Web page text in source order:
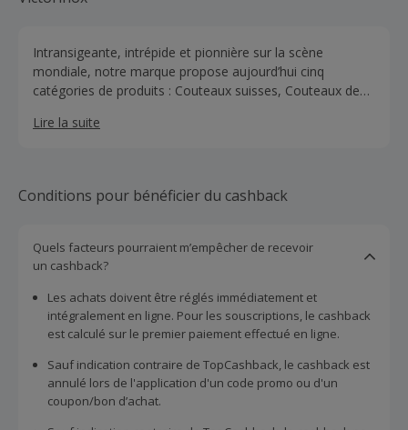
Intransigeante, intrépide et pionnière sur la scène
mondiale, notre marque propose aujourd’hui cinq
catégories de produits : Couteaux suisses, Couteaux de
Lire la suite
Conditions pour bénéficier du cashback
Quels facteurs pourraient m’empêcher de recevoir
un cashback?
Les achats doivent être réglés immédiatement et
intégralement en ligne. Pour les souscriptions, le cashback
est calculé sur le premier paiement effectué en ligne.
Sauf indication contraire de TopCashback, le cashback est
annulé lors de l'application d'un code promo ou d'un
coupon/bon d’achat.